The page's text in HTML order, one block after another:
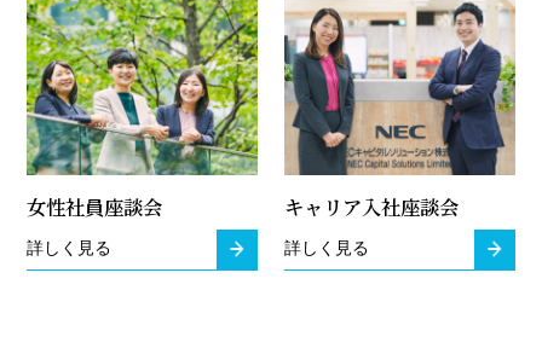
女性社員座談会
詳しく見る
キャリア入社座談会
詳しく見る